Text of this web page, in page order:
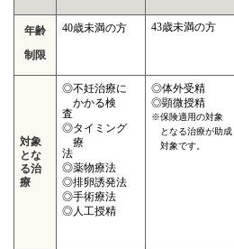
年齢
制限
40歳未満の方 43歳未満の方
対象
とな
る治
療
◎不妊治療に
かかる検
査
◎タイミング
療
法
◎薬物療法
◎排卵誘発法
◎手術療法
◎人工授精
◎体外受精
◎顕微授精
※保険適用の対象
となる治療が助成
対象です。